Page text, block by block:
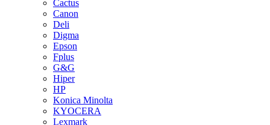
Cactus
Canon
Deli
Digma
Epson
Fplus
G&G
Hiper
HP
Konica Minolta
KYOCERA
Lexmark